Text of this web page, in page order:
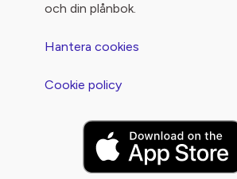
och din plånbok.
Hantera cookies
Cookie policy